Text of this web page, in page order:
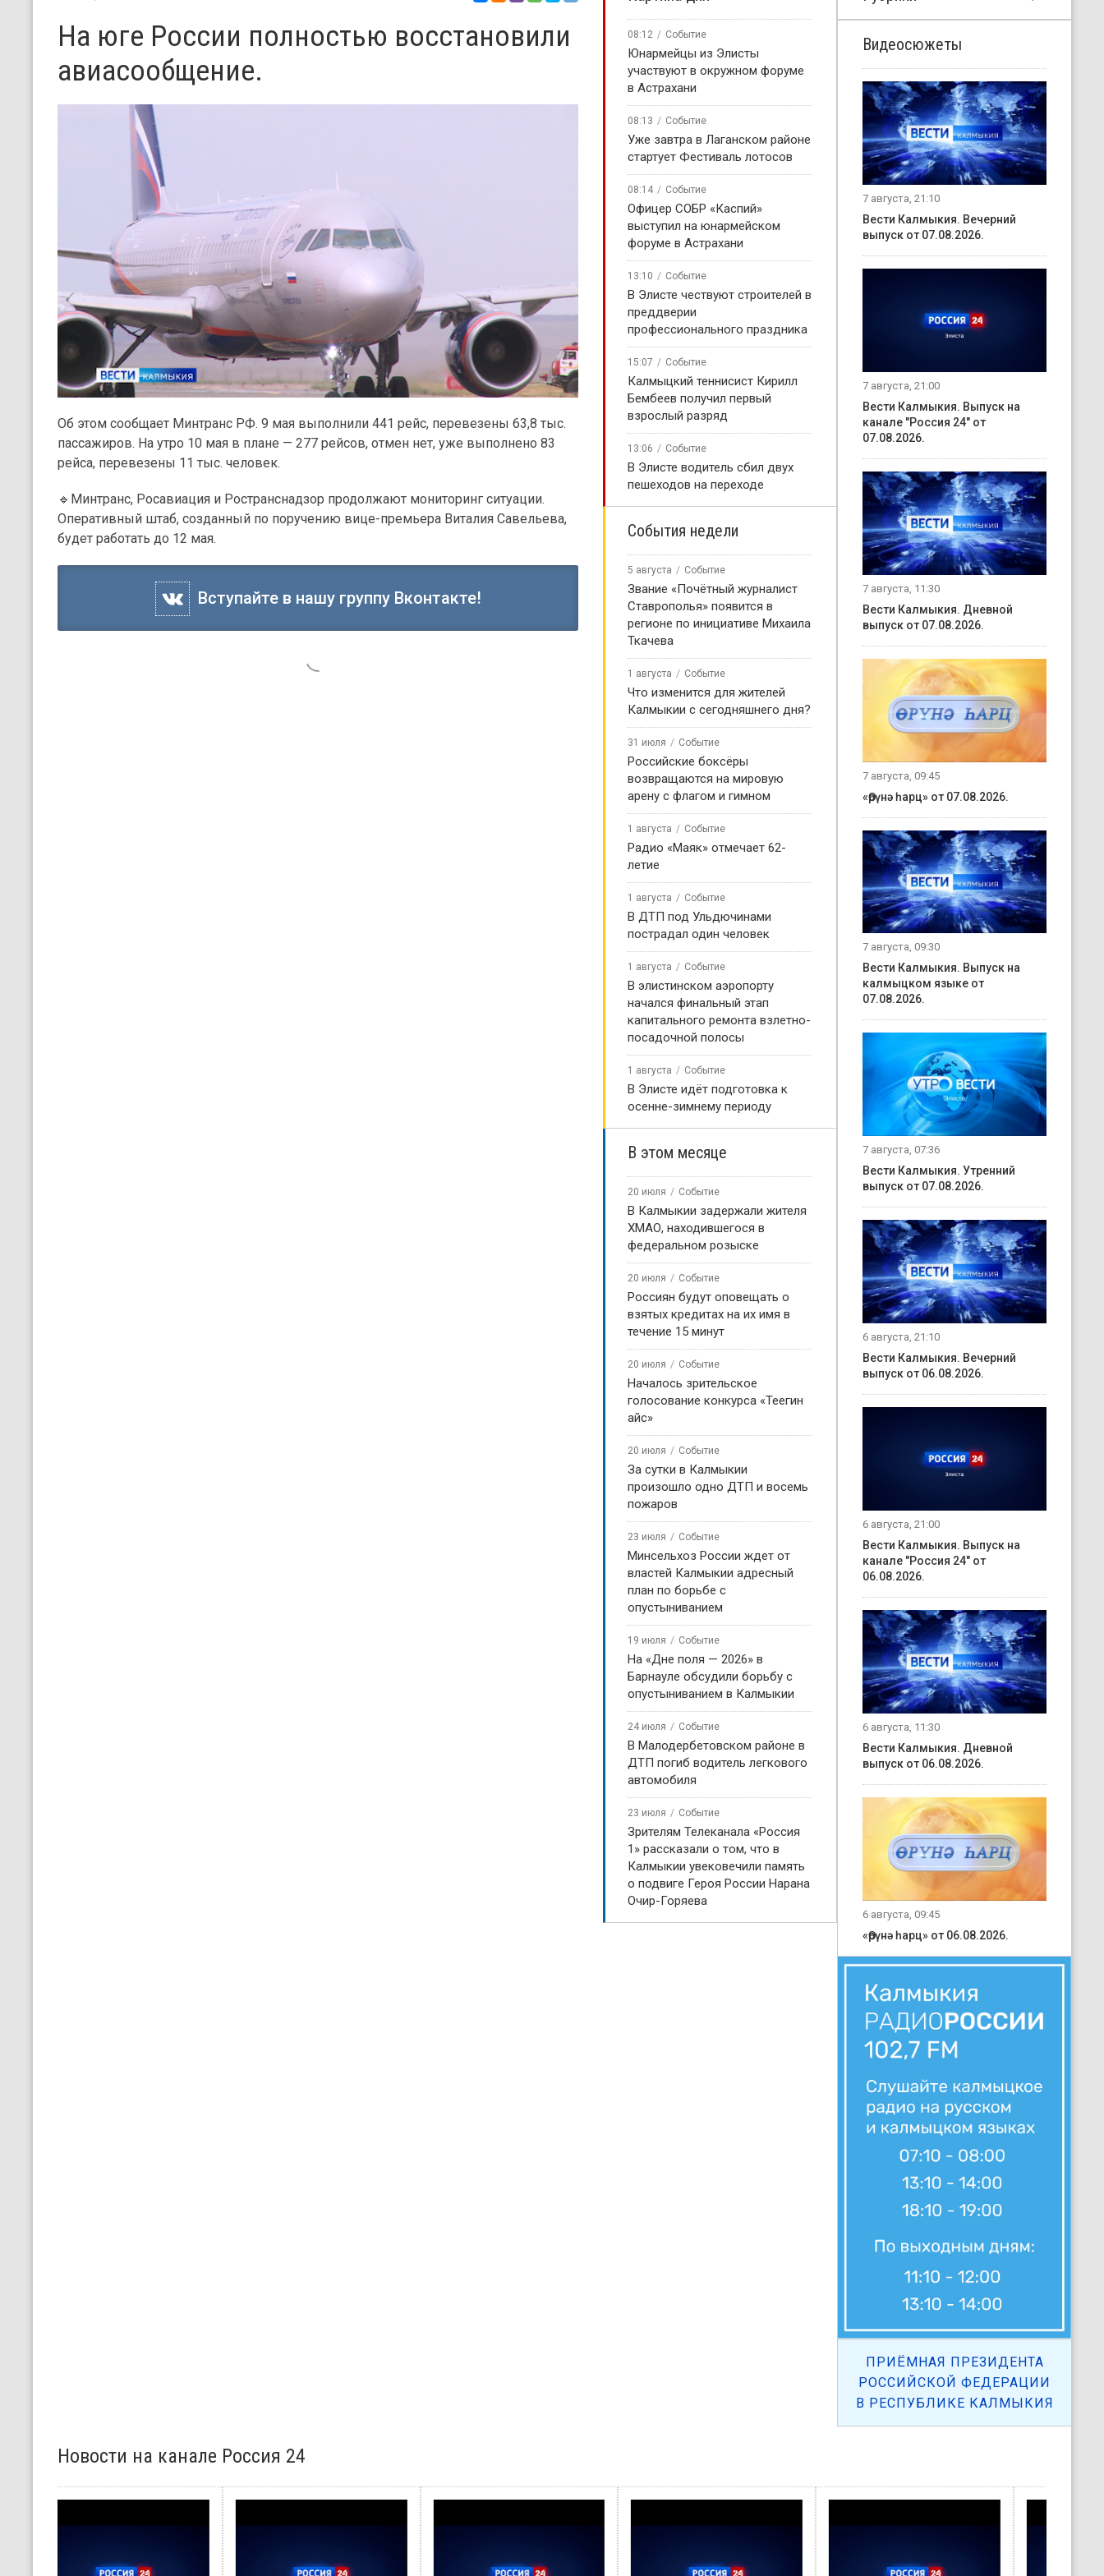
На юге России полностью восстановили
авиасообщение.
Об этом сообщает Минтранс РФ. 9 мая выполнили 441 рейс, перевезены 63,8 тыс.
пассажиров. На утро 10 мая в плане — 277 рейсов, отмен нет, уже выполнено 83
рейса, перевезены 11 тыс. человек.
🔹Минтранс, Росавиация и Ространснадзор продолжают мониторинг ситуации.
Оперативный штаб, созданный по поручению вице-премьера Виталия Савельева,
будет работать до 12 мая.
Вступайте в нашу группу Вконтакте!
08:12 Событие
Юнармейцы из Элисты
участвуют в окружном форуме
в Астрахани
08:13 Событие
Уже завтра в Лаганском районе
стартует Фестиваль лотосов
08:14 Событие
Офицер СОБР «Каспий»
выступил на юнармейском
форуме в Астрахани
13:10 Событие
В Элисте чествуют строителей в
преддверии
профессионального праздника
15:07 Событие
Калмыцкий теннисист Кирилл
Бембеев получил первый
взрослый разряд
13:06 Событие
В Элисте водитель сбил двух
пешеходов на переходе
События недели
5 августа Событие
Звание «Почётный журналист
Ставрополья» появится в
регионе по инициативе Михаила
Ткачева
1 августа Событие
Что изменится для жителей
Калмыкии с сегодняшнего дня?
31 июля Событие
Российские боксёры
возвращаются на мировую
арену с флагом и гимном
1 августа Событие
Радио «Маяк» отмечает 62-
летие
1 августа Событие
В ДТП под Ульдючинами
пострадал один человек
1 августа Событие
В элистинском аэропорту
начался финальный этап
капитального ремонта взлетно-
посадочной полосы
1 августа Событие
В Элисте идёт подготовка к
осенне-зимнему периоду
В этом месяце
20 июля Событие
В Калмыкии задержали жителя
ХМАО, находившегося в
федеральном розыске
20 июля Событие
Россиян будут оповещать о
взятых кредитах на их имя в
течение 15 минут
20 июля Событие
Началось зрительское
голосование конкурса «Теегин
айс»
20 июля Событие
За сутки в Калмыкии
произошло одно ДТП и восемь
пожаров
23 июля Событие
Минсельхоз России ждет от
властей Калмыкии адресный
план по борьбе с
опустыниванием
19 июля Событие
На «Дне поля — 2026» в
Барнауле обсудили борьбу с
опустыниванием в Калмыкии
24 июля Событие
В Малодербетовском районе в
ДТП погиб водитель легкового
автомобиля
23 июля Событие
Зрителям Телеканала «Россия
1» рассказали о том, что в
Калмыкии увековечили память
о подвиге Героя России Нарана
Очир-Горяева
Видеосюжеты
7 августа, 21:10
Вести Калмыкия. Вечерний
выпуск от 07.08.2026.
7 августа, 21:00
Вести Калмыкия. Выпуск на
канале "Россия 24" от
07.08.2026.
7 августа, 11:30
Вести Калмыкия. Дневной
выпуск от 07.08.2026.
7 августа, 09:45
«Өрүнә һарц» от 07.08.2026.
7 августа, 09:30
Вести Калмыкия. Выпуск на
калмыцком языке от
07.08.2026.
7 августа, 07:36
Вести Калмыкия. Утренний
выпуск от 07.08.2026.
6 августа, 21:10
Вести Калмыкия. Вечерний
выпуск от 06.08.2026.
6 августа, 21:00
Вести Калмыкия. Выпуск на
канале "Россия 24" от
06.08.2026.
6 августа, 11:30
Вести Калмыкия. Дневной
выпуск от 06.08.2026.
6 августа, 09:45
«Өрүнә һарц» от 06.08.2026.
ПРИЁМНАЯ ПРЕЗИДЕНТА
РОССИЙСКОЙ ФЕДЕРАЦИИ
В РЕСПУБЛИКЕ КАЛМЫКИЯ
Новости на канале Россия 24